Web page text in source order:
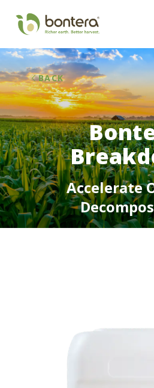
BACK
Breakdown​​​​‌
Accelerate
Decomposition​​​​‌